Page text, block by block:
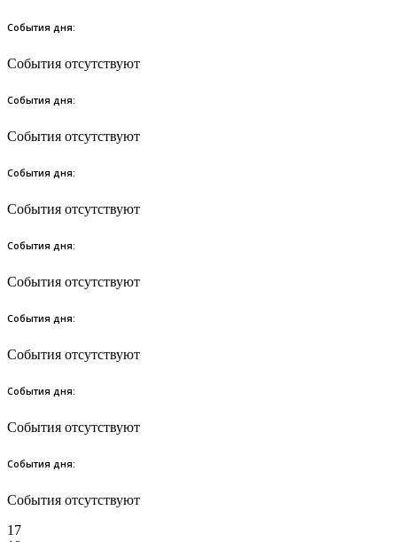
События дня:
События отсутствуют
События дня:
События отсутствуют
События дня:
События отсутствуют
События дня:
События отсутствуют
События дня:
События отсутствуют
События дня:
События отсутствуют
События дня:
События отсутствуют
17